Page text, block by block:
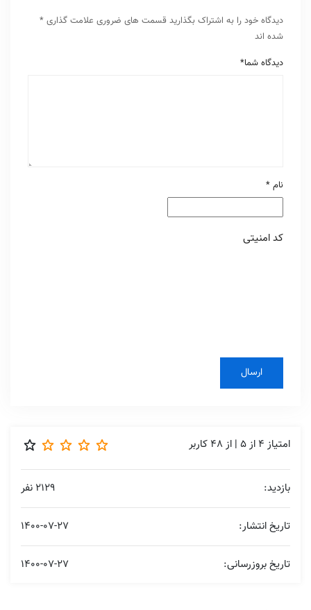
دیدگاه خود را به اشتراک بگذارید قسمت های ضروری علامت گذاری *
شده اند
دیدگاه شما*
نام *
کد امنیتی
امتیاز 4 از5 | از48 کاربر
بازدید: 2129 نفر
تاریخ انتشار: 1400-07-27
تاریخ بروزرسانی: 1400-07-27